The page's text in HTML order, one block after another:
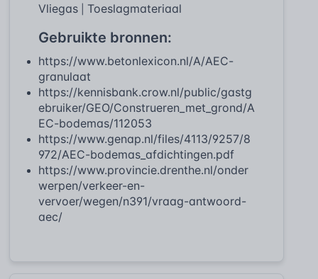
Vliegas Toeslagmateriaal
Gebruikte bronnen:
https://www.betonlexicon.nl/A/AEC-
granulaat
https://kennisbank.crow.nl/public/gastg
ebruiker/GEO/Construeren_met_grond/A
EC-bodemas/112053
https://www.genap.nl/files/4113/9257/8
972/AEC-bodemas_afdichtingen.pdf
https://www.provincie.drenthe.nl/onder
werpen/verkeer-en-
vervoer/wegen/n391/vraag-antwoord-
aec/